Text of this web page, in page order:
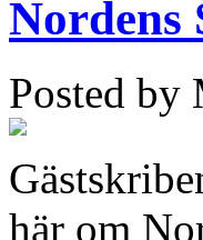
Nordens
Posted
här om